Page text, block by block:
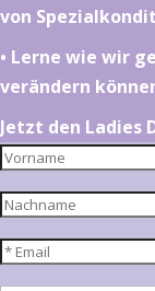
von
•⁠ ⁠⁠Lerne wie wir
verändern
Jetzt den Ladies